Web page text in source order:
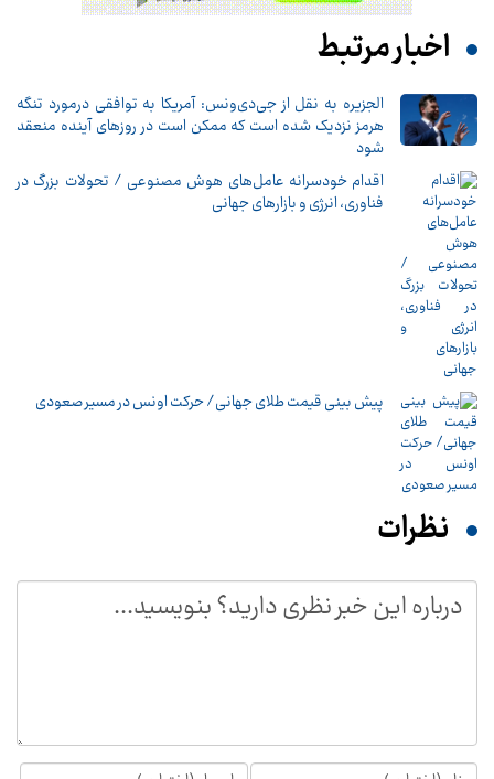
اخبار مرتبط
الجزیره به نقل از جی‌دی‌ونس: آمریکا به توافقی درمورد تنگه
هرمز نزدیک شده است که ممکن است در روزهای آینده منعقد
شود
اقدام خودسرانه عامل‌های هوش مصنوعی / تحولات بزرگ در
فناوری، انرژی و بازارهای جهانی
پیش بینی قیمت طلای جهانی/ حرکت اونس در مسیر صعودی
نظرات